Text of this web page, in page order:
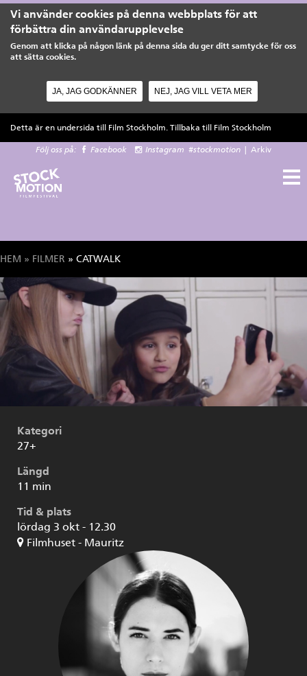
Vi använder cookies på denna webbplats för att
förbättra din användarupplevelse
Genom att klicka på någon länk på denna sida du ger ditt samtycke för oss
att sätta cookies.
JA, JAG GODKÄNNER NEJ, JAG VILL VETA MER
Detta är en undersida till Film Stockholm. Tillbaka till Film Stockholm
Följ oss på: Facebook Instagram #stockmotion Arkiv
Du är här
HEM » FILMER » CATWALK
Kategori
27+
Längd
11 min
Tid & plats
lördag 3 okt - 12.30
Filmhuset - Mauritz